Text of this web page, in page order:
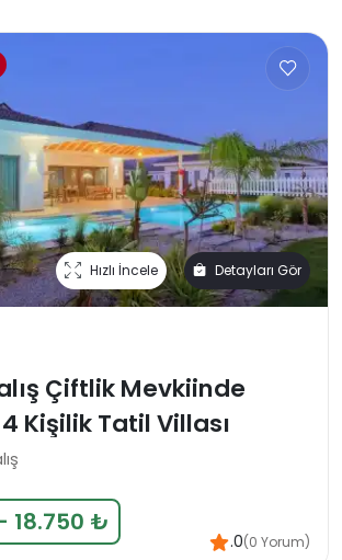
Hızlı İncele Detayları Gör
Çiftlik Mevkiinde
Kişilik Tatil Villası
18.750 ₺
.0(0 Yorum)